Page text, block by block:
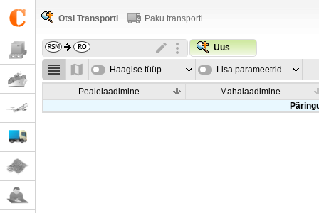
Otsi Transporti Paku transporti
Uus
Haagise tüüp Lisa parameetrid
Pealelaadimine
Mahalaadimine